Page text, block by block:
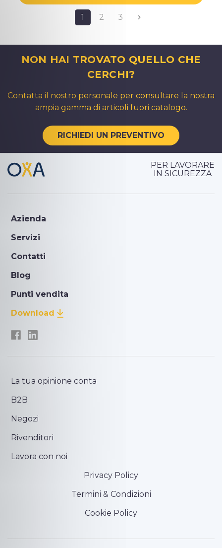
1 2 3
NON HAI TROVATO QUELLO CHE
CERCHI?
Contatta il nostro personale per consultare la nostra
ampia gamma di articoli fuori catalogo.
RICHIEDI UN PREVENTIVO
PER LAVORARE
IN SICUREZZA
Azienda
Servizi
Contatti
Blog
Punti vendita
Download
La tua opinione conta
B2B
Negozi
Rivenditori
Lavora con noi
Privacy Policy
Termini & Condizioni
Cookie Policy